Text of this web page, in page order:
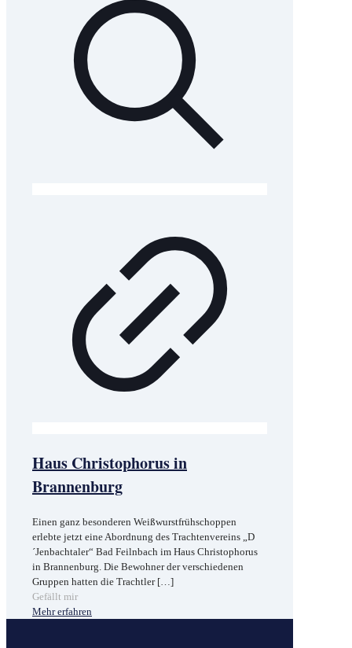
Haus Christophorus in
Brannenburg
Einen ganz besonderen Weißwurstfrühschoppen
erlebte jetzt eine Abordnung des Trachtenvereins „D
´Jenbachtaler“ Bad Feilnbach im Haus Christophorus
in Brannenburg. Die Bewohner der verschiedenen
Gruppen hatten die Trachtler[…]
Gefällt mir
Mehr erfahren